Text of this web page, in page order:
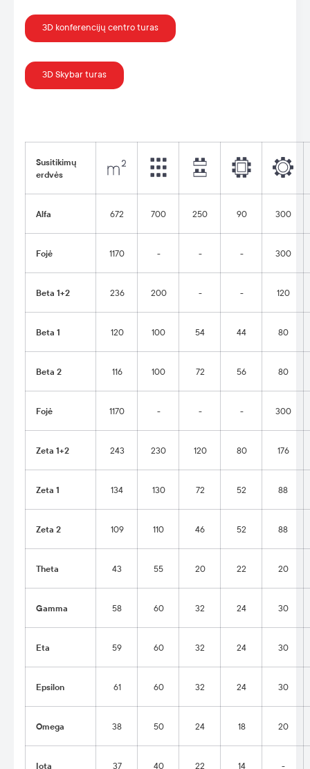
3D konferencijų centro turas
3D Skybar turas
Susitikimų
erdvės
Alfa 672 700 250 90 300
Fojė 1170 - - - 300
Beta 1+2 236 200 - - 120
Beta 1 120 100 54 44 80
Beta 2 116 100 72 56 80
Fojė 1170 - - - 300
Zeta 1+2 243 230 120 80 176
Zeta 1 134 130 72 52 88
Zeta 2 109 110 46 52 88
Theta 43 55 20 22 20
Gamma 58 60 32 24 30
Eta 59 60 32 24 30
Epsilon 61 60 32 24 30
Omega 38 50 24 18 20
Iota 37 40 22 14 -